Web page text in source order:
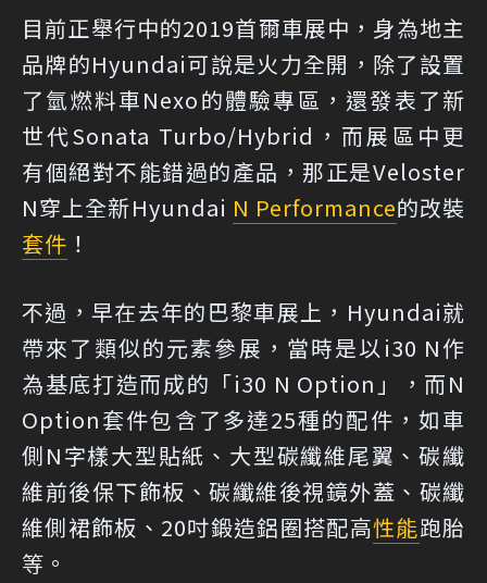
目前正舉行中的2019首爾車展中，身為地主
品牌的Hyundai可說是火力全開，除了設置
了氫燃料車Nexo的體驗專區，還發表了新
世代Sonata Turbo/Hybrid，而展區中更
有個絕對不能錯過的產品，那正是Veloster
N穿上全新Hyundai N Performance的改裝
套件 ！
不過，早在去年的巴黎車展上，Hyundai就
帶來了類似的元素參展，當時是以i30 N作
為基底打造而成的「i30 N Option」，而N
Option套件包含了多達25種的配件，如車
側N字樣大型貼紙、大型碳纖維尾翼、碳纖
維前後保下飾板、碳纖維後視鏡外蓋、碳纖
維側裙飾板、20吋鍛造鋁圈搭配高性能跑胎
等。